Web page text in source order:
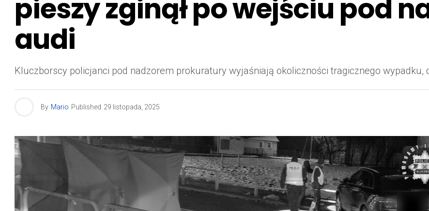
pieszy zginął po wejściu pod
audi
Kluczborscy policjanci pod nadzorem prokuratury wyjaśniają okoliczności tragicznego wypadku,
By Mario Published 29 listopada, 2025